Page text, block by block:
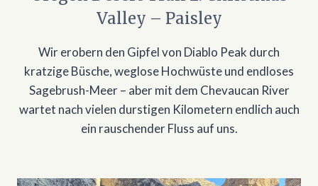
Valley – Paisley
Wir erobern den Gipfel von Diablo Peak durch
kratzige Büsche, weglose Hochwüste und endloses
Sagebrush-Meer – aber mit dem Chevaucan River
wartet nach vielen durstigen Kilometern endlich auch
ein rauschender Fluss auf uns.